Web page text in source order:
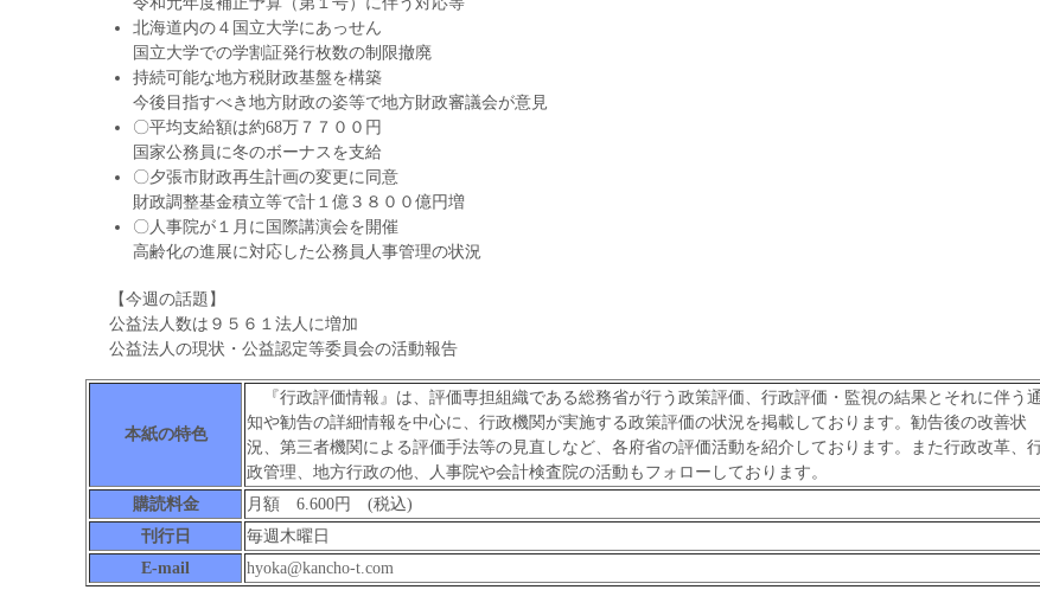
北海道内の４国立大学にあっせん
国立大学での学割証発行枚数の制限撤廃
持続可能な地方税財政基盤を構築
今後目指すべき地方財政の姿等で地方財政審議会が意見
〇平均支給額は約68万７７００円
国家公務員に冬のボーナスを支給
〇夕張市財政再生計画の変更に同意
財政調整基金積立等で計１億３８００億円増
〇人事院が１月に国際講演会を開催
高齢化の進展に対応した公務員人事管理の状況
【今週の話題】
公益法人数は９５６１法人に増加
公益法人の現状・公益認定等委員会の活動報告
本紙の特色
『行政評価情報』は、評価専担組織である総務省が行う政策評価、行政評価・監視の結果とそれに伴う通
知や勧告の詳細情報を中心に、行政機関が実施する政策評価の状況を掲載しております。勧告後の改善状
況、第三者機関による評価手法等の見直しなど、各府省の評価活動を紹介しております。また行政改革、
政管理、地方行政の他、人事院や会計検査院の活動もフォローしております。
購読料金
月額 6.600円 (税込)
刊行日
毎週木曜日
E-mail
hyoka@kancho-t.com